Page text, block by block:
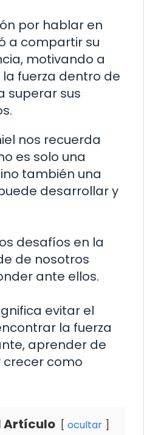
por hablar en
a compartir su
motivando a
fuerza dentro de
superar sus
nos recuerda
es solo una
también una
desarrollar y
desafíos en la
de nosotros
ante ellos.
evitar el
la fuerza
aprender de
crecer como
Artículo ocultar